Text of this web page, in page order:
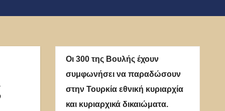
Οι 300 της Βουλής έχουν
συμφωνήσει να παραδώσουν
στην Τουρκία εθνική κυριαρχία
και κυριαρχικά δικαιώματα.